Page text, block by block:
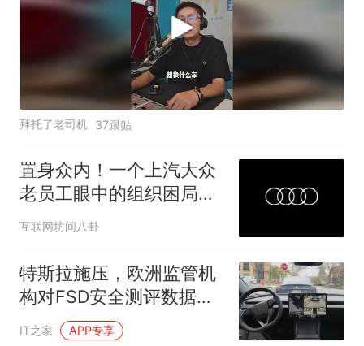
拜托了老司机 37跟贴
置身众内！一个上汽大众
老员工眼中的组织困局与
时代转折
互联网坊间八卦
特斯拉施压，欧洲监管机
构对FSD安全测评数据保
密
IT之家 APP专享